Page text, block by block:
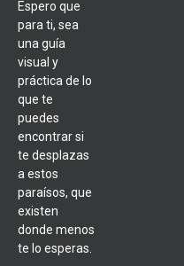
Espero que
para ti, sea
una guía
visual y
práctica de lo
que te
puedes
encontrar si
te desplazas
a estos
paraísos, que
existen
donde menos
te lo esperas.